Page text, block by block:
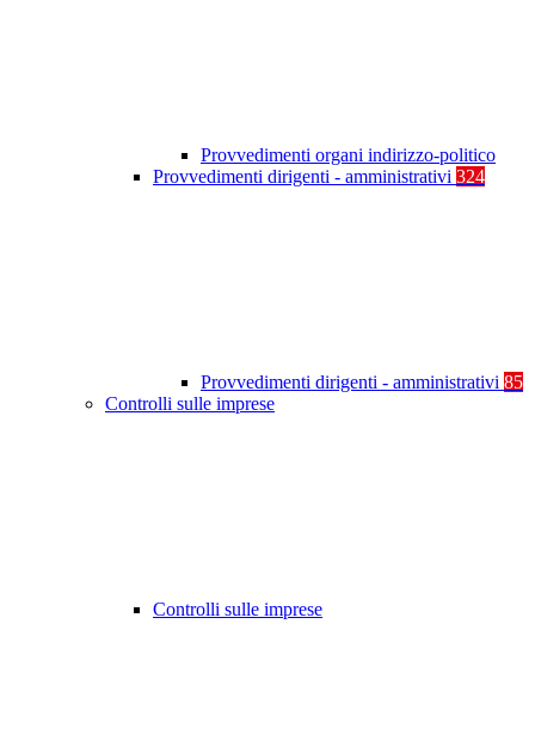
Provvedimenti organi indirizzo-politico
Provvedimenti dirigenti - amministrativi 324
Provvedimenti dirigenti - amministrativi 85
Controlli sulle imprese
Controlli sulle imprese